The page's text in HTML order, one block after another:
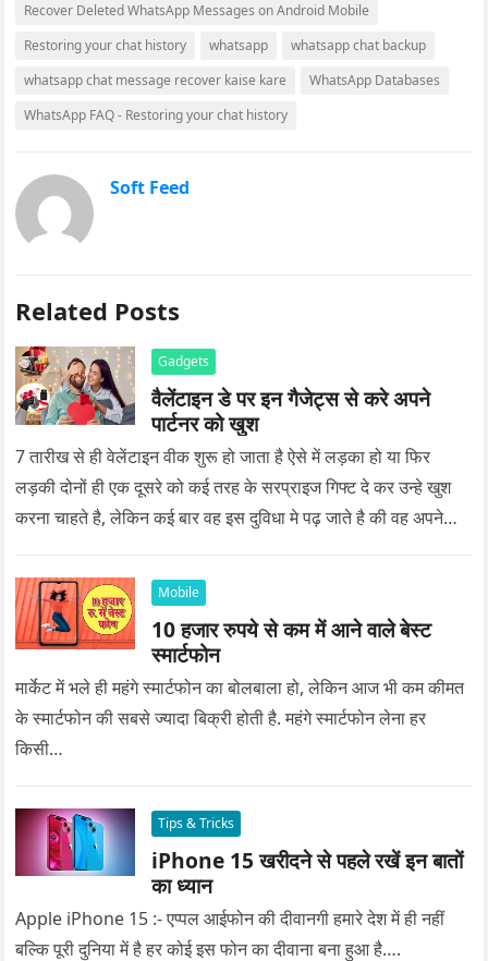
Recover Deleted WhatsApp Messages on Android Mobile
Restoring your chat history
whatsapp
whatsapp chat backup
whatsapp chat message recover kaise kare
WhatsApp Databases
WhatsApp FAQ - Restoring your chat history
Soft Feed
Related Posts
Gadgets
वैलेंटाइन डे पर इन गैजेट्स से करे अपने
पार्टनर को खुश
7 तारीख से ही वेलेंटाइन वीक शुरू हो जाता है ऐसे में लड़का हो या फिर
लड़की दोनों ही एक दूसरे को कई तरह के सरप्राइज गिफ्ट दे कर उन्हे खुश
करना चाहते है, लेकिन कई बार वह इस दुविधा मे पढ़ जाते है की वह अपने
Mobile
10 हजार रुपये से कम में आने वाले बेस्ट
स्मार्टफोन
मार्केट में भले ही महंगे स्मार्टफोन का बोलबाला हो, लेकिन आज भी कम कीमत
के स्मार्टफोन की सबसे ज्यादा बिक्री होती है. महंगे स्मार्टफोन लेना हर
किसी…
Tips & Tricks
iPhone 15 खरीदने से पहले रखें इन बातों
का ध्यान
Apple iPhone 15 :- एप्पल आईफोन की दीवानगी हमारे देश में ही नहीं
बल्कि पूरी दुनिया में है हर कोई इस फोन का दीवाना बना हुआ है….